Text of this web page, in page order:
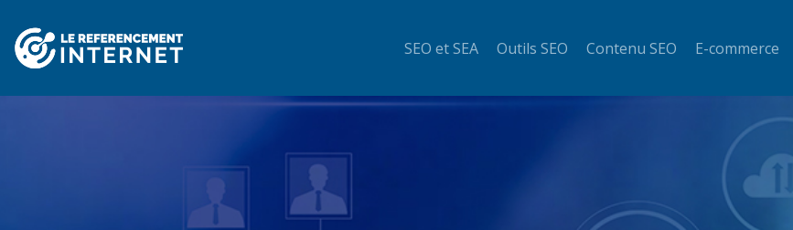
SEO et SEA Outils SEO Contenu SEO E-commerce